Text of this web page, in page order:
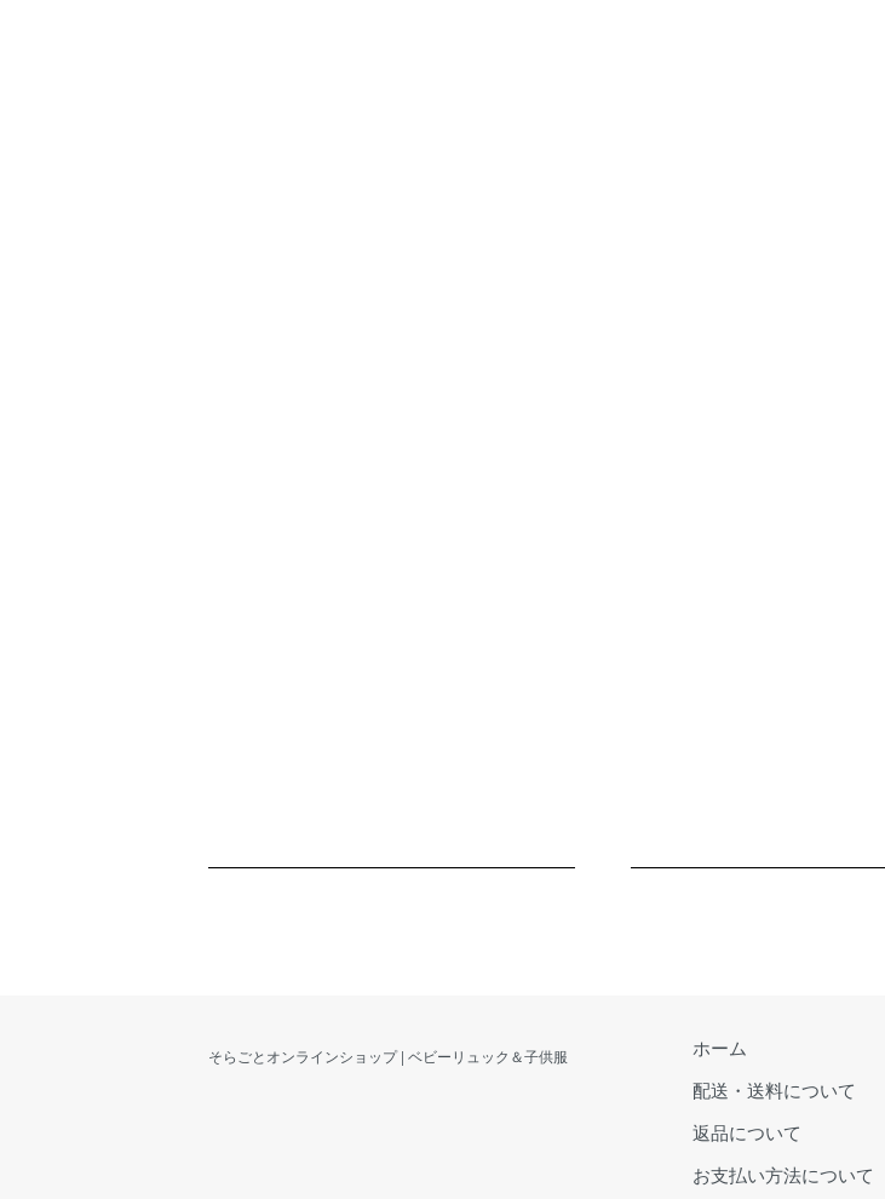
そらごとオンラインショップ | ベビーリュック＆子供服
ホーム
配送・送料について
返品について
お支払い方法について